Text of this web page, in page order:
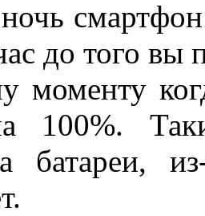
до того вы
моменту
100%.
батареи,